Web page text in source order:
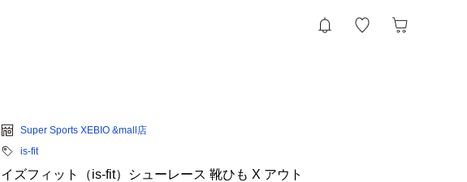
Super Sports XEBIO &mall店
is-fit
イズフィット（is-fit）シューレース 靴ひも X アウト